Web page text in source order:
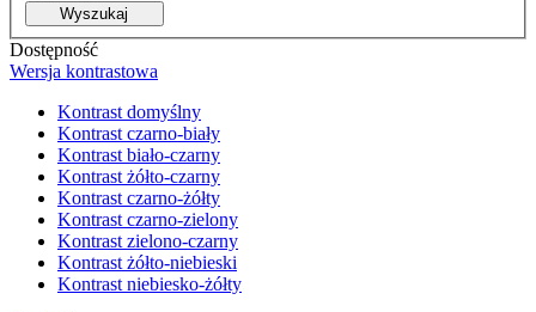
Wyszukaj
Dostępność
Wersja kontrastowa
Kontrast domyślny
Kontrast czarno-biały
Kontrast biało-czarny
Kontrast żółto-czarny
Kontrast czarno-żółty
Kontrast czarno-zielony
Kontrast zielono-czarny
Kontrast żółto-niebieski
Kontrast niebiesko-żółty